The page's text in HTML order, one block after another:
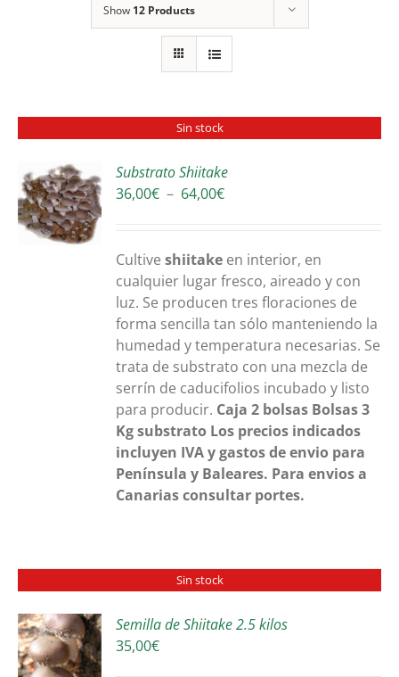
Show 12 Products
Sin stock
Substrato Shiitake
36,00€ – 64,00€Plage
36,00€
à
64,00€
Cultiveshiitake en interior, en
cualquier lugar fresco, aireado y con
luz. Se producen tres floraciones de
forma sencilla tan sólo manteniendo la
humedad y temperatura necesarias. Se
trata de substrato con una mezcla de
serrín de caducifolios incubado y listo
para producir. Caja 2 bolsas Bolsas 3
Kg substrato Los precios indicados
incluyen IVA y gastos de envio para
Península y Baleares. Para envios a
Canarias consultar portes.
Sin stock
Semilla de Shiitake 2.5 kilos
35,00€